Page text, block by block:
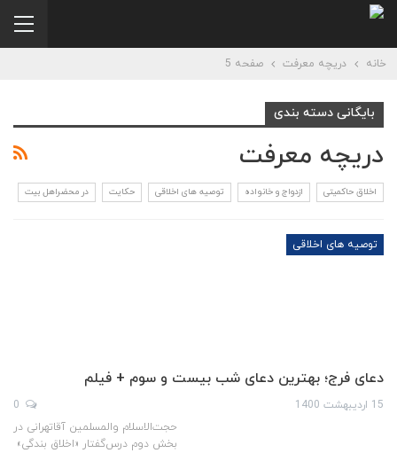
خانه دریچه معرفت صفحه 5
بایگانی دسته بندی
دریچه معرفت
اخلاق حاکمیتی ازدواج و خانواده توصیه های اخلاقی حکایت در محضراهل بیت
توصیه های اخلاقی
دعای فرج؛ بهترین دعای شب بیست و سوم + فیلم
15 اردیبهشت 1400
حجت‌الاسلام والمسلمین آقاتهرانی در
بخش دوم درس‌گفتار «اخلاق بندگی»